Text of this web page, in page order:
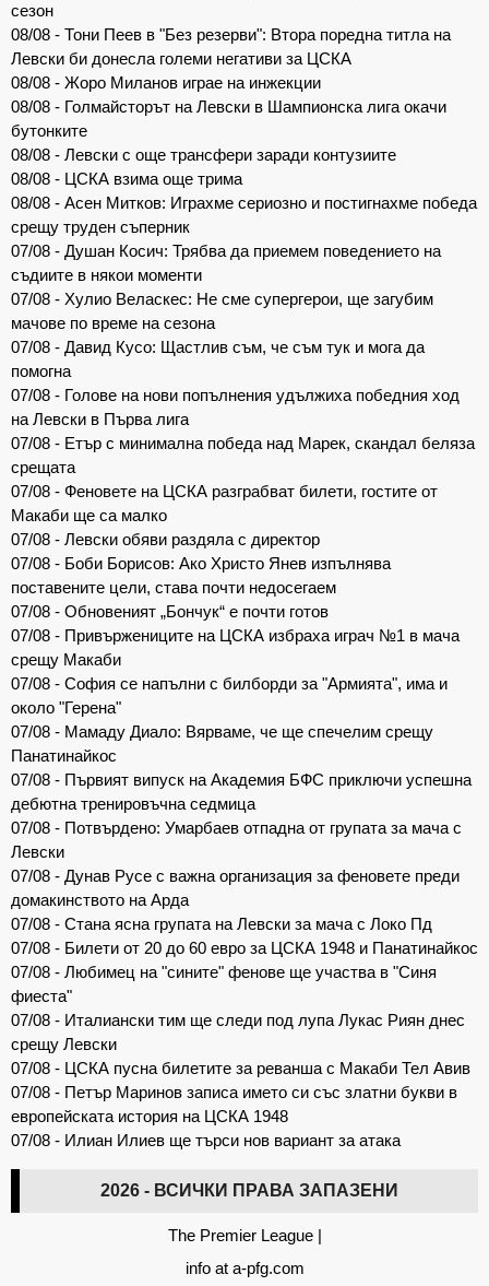
сезон
08/08 - Тони Пеев в "Без резерви": Втора поредна титла на
Левски би донесла големи негативи за ЦСКА
08/08 - Жоро Миланов играе на инжекции
08/08 - Голмайсторът на Левски в Шампионска лига окачи
бутонките
08/08 - Левски с още трансфери заради контузиите
08/08 - ЦСКА взима още трима
08/08 - Асен Митков: Играхме сериозно и постигнахме победа
срещу труден съперник
07/08 - Душан Косич: Трябва да приемем поведението на
съдиите в някои моменти
07/08 - Хулио Веласкес: Не сме супергерои, ще загубим
мачове по време на сезона
07/08 - Давид Кусо: Щастлив съм, че съм тук и мога да
помогна
07/08 - Голове на нови попълнения удължиха победния ход
на Левски в Първа лига
07/08 - Етър с минимална победа над Марек, скандал беляза
срещата
07/08 - Феновете на ЦСКА разграбват билети, гостите от
Макаби ще са малко
07/08 - Левски обяви раздяла с директор
07/08 - Боби Борисов: Ако Христо Янев изпълнява
поставените цели, става почти недосегаем
07/08 - Обновеният „Бончук“ е почти готов
07/08 - Привържениците на ЦСКА избраха играч №1 в мача
срещу Макаби
07/08 - София се напълни с билборди за "Армията", има и
около "Герена"
07/08 - Мамаду Диало: Вярваме, че ще спечелим срещу
Панатинайкос
07/08 - Първият випуск на Академия БФС приключи успешна
дебютна тренировъчна седмица
07/08 - Потвърдено: Умарбаев отпадна от групата за мача с
Левски
07/08 - Дунав Русе с важна организация за феновете преди
домакинството на Арда
07/08 - Стана ясна групата на Левски за мача с Локо Пд
07/08 - Билети от 20 до 60 евро за ЦСКА 1948 и Панатинайкос
07/08 - Любимец на "сините" фенове ще участва в "Синя
фиеста"
07/08 - Италиански тим ще следи под лупа Лукас Риян днес
срещу Левски
07/08 - ЦСКА пусна билетите за реванша с Макаби Тел Авив
07/08 - Петър Маринов записа името си със златни букви в
европейската история на ЦСКА 1948
07/08 - Илиан Илиев ще търси нов вариант за атака
2026 - ВСИЧКИ ПРАВА ЗАПАЗЕНИ
The Premier League|
info at a-pfg.com